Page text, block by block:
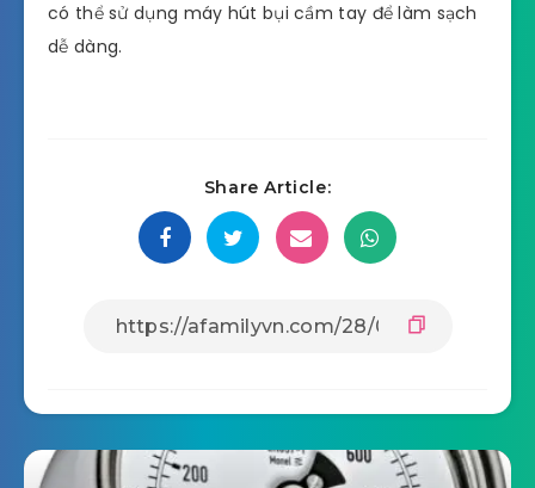
có thể sử dụng máy hút bụi cầm tay để làm sạch
dễ dàng.
Share Article: